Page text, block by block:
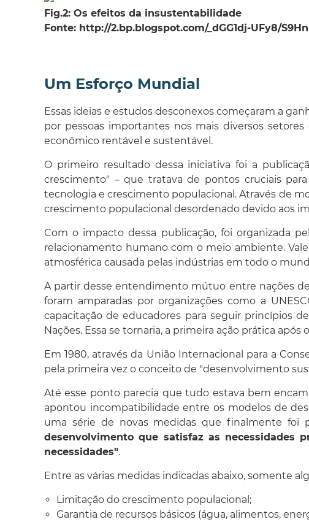
Fig.2: Os efeitos da insustentabilidade
Fonte: http://2.bp.blogspot.com/_dGG1dj-UFy8/
Um Esforço Mundial
Essas ideias e estudos desconexos começaram a
por pessoas importantes nos mais diversos
econômico rentável e sustentável.
O primeiro resultado dessa iniciativa foi a
crescimento" – que tratava de pontos cruciais
tecnologia e crescimento populacional. Através de
crescimento populacional desordenado devido aos
Com o impacto dessa publicação, foi organizada
relacionamento humano com o meio ambiente.
atmosférica causada pelas indústrias em todo o
A partir desse entendimento mútuo entre nações
foram amparadas por organizações como a
capacitação de educadores para seguir princípios
Nações. Essa se tornaria, a primeira ação prática
Em 1980, através da União Internacional para a
pela primeira vez o conceito de "desenvolvimento
Até esse ponto parecia que tudo estava bem
apontou incompatibilidade entre os modelos de
uma série de novas medidas que finalmente foi
desenvolvimento que satisfaz as necessidades
necessidades".
Entre as várias medidas indicadas abaixo, somente
Limitação do crescimento populacional;
Garantia de recursos básicos (água, alimentos,